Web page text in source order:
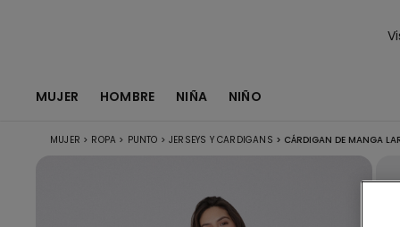
MUJER HOMBRE NIÑA NIÑO
MUJER > ROPA > PUNTO > JERSEYS Y CARDIGANS > CÁRDIGAN DE MANGA